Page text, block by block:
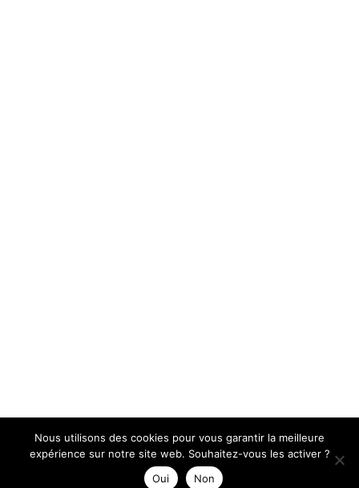
Nous utilisons des cookies pour vous garantir la meilleure
expérience sur notre site web. Souhaitez-vous les activer ?
Oui
Non